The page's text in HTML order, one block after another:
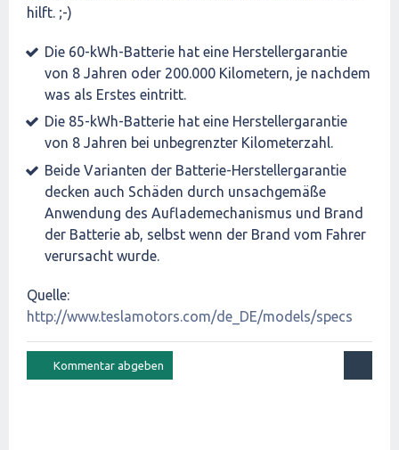
hilft. ;-)
Die 60-kWh-Batterie hat eine Herstellergarantie
von 8 Jahren oder 200.000 Kilometern, je nachdem
was als Erstes eintritt.
Die 85-kWh-Batterie hat eine Herstellergarantie
von 8 Jahren bei unbegrenzter Kilometerzahl.
Beide Varianten der Batterie-Herstellergarantie
decken auch Schäden durch unsachgemäße
Anwendung des Auflademechanismus und Brand
der Batterie ab, selbst wenn der Brand vom Fahrer
verursacht wurde.
Quelle:
http://www.teslamotors.com/de_DE/models/specs